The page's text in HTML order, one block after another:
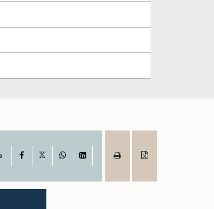
Facebook WhatsAppLinkedIn